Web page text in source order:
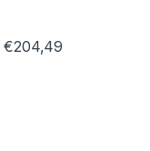
€204,49